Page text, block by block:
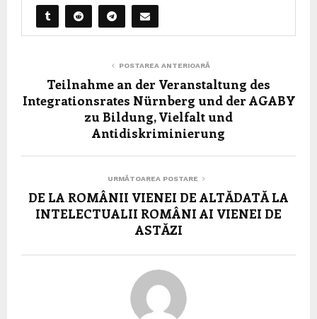
POSTAREA ANTERIOARĂ
Teilnahme an der Veranstaltung des
Integrationsrates Nürnberg und der AGABY
zu Bildung, Vielfalt und
Antidiskriminierung
URMĂTOAREA POSTARE
DE LA ROMÂNII VIENEI DE ALTĂDATĂ LA
INTELECTUALII ROMÂNI AI VIENEI DE
ASTĂZI